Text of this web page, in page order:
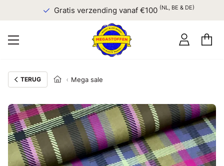
Gratis verzending vanaf €100 (NL, BE & DE)
TERUG Mega sale